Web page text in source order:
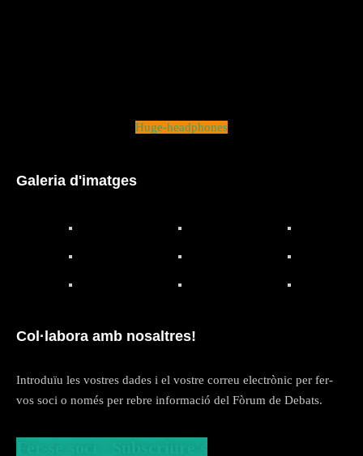
Huge-headphones
Galeria d'imatges
Col·labora amb nosaltres!
Introduïu les vostres dades i el vostre correu electrònic per fer-
vos soci o només per rebre informació del Fòrum de Debats.